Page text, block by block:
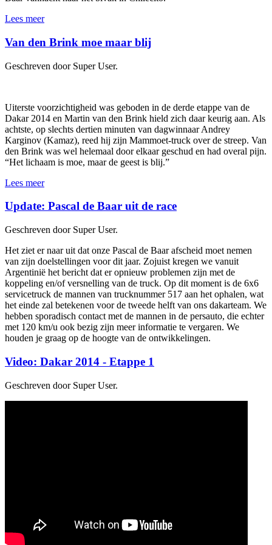
Lees meer
Van den Brink moe maar blij
Geschreven door Super User.
Uiterste voorzichtigheid was geboden in de derde etappe van de
Dakar 2014 en Martin van den Brink hield zich daar keurig aan. Als
achtste, op slechts dertien minuten van dagwinnaar Andrey
Karginov (Kamaz), reed hij zijn Mammoet-truck over de streep. Van
den Brink was wel helemaal door elkaar geschud en had overal pijn.
“Het lichaam is moe, maar de geest is blij.”
Lees meer
Update: Pascal de Baar uit de race
Geschreven door Super User.
Het ziet er naar uit dat onze Pascal de Baar afscheid moet nemen
van zijn doelstellingen voor dit jaar. Zojuist kregen we vanuit
Argentinië het bericht dat er opnieuw problemen zijn met de
koppeling en/of versnelling van de truck. Op dit moment is de 6x6
servicetruck de mannen van trucknummer 517 aan het ophalen, wat
het einde zal betekenen voor de tweede helft van ons dakarteam. We
hebben sporadisch contact met de mannen in de persauto, die echter
met 120 km/u ook bezig zijn meer informatie te vergaren. We
houden je graag op de hoogte van de ontwikkelingen.
Video: Dakar 2014 - Etappe 1
Geschreven door Super User.